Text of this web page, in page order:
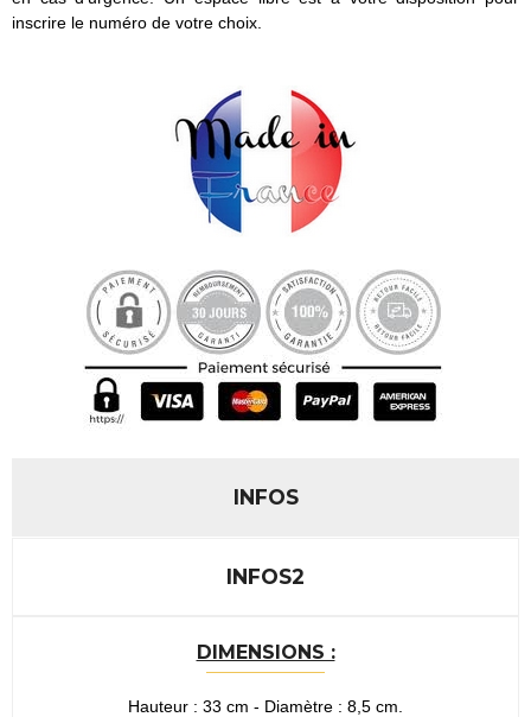
inscrire le numéro de votre choix.
INFOS
INFOS2
DIMENSIONS :
Hauteur : 33 cm - Diamètre : 8,5 cm.